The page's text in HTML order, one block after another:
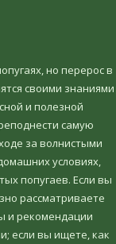
но перерос в
своими знаниями
и полезной
самую
за волнистыми
условиях,
попугаев. Если вы
рассматриваете
и рекомендации
если вы ищете, как